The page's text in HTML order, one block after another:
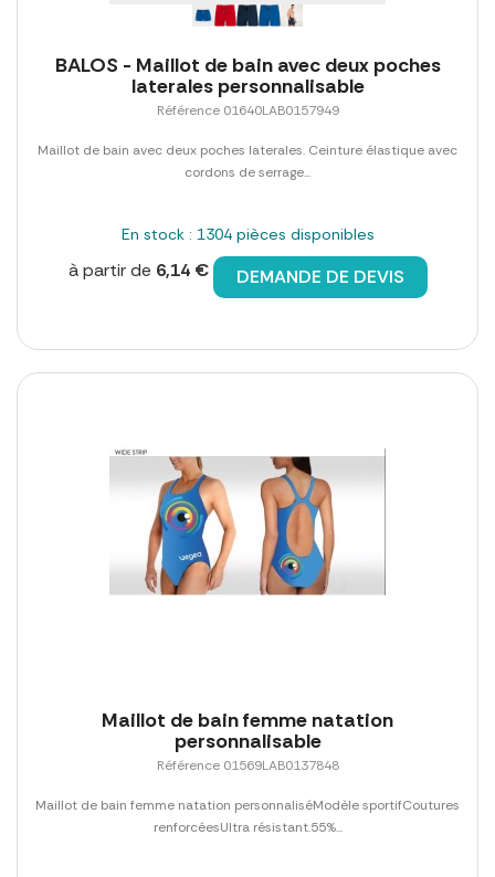
BALOS - Maillot de bain avec deux poches
laterales personnalisable
Référence 01640LAB0157949
Maillot de bain avec deux poches laterales. Ceinture élastique avec
cordons de serrage...
En stock : 1304 pièces disponibles
à partir de 6,14 € DEMANDE DE DEVIS
Maillot de bain femme natation
personnalisable
Référence 01569LAB0137848
Maillot de bain femme natation personnaliséModèle sportifCoutures
renforcéesUltra résistant.55%...